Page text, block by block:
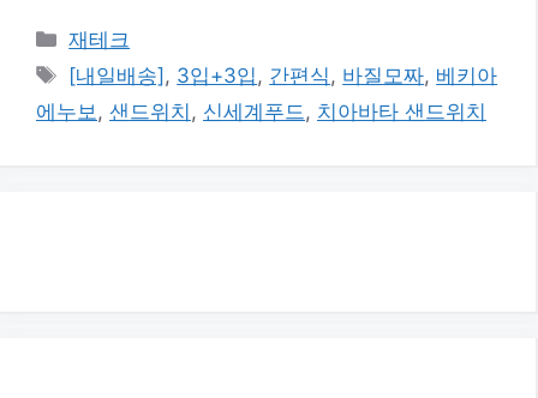
카
테
고
리
재테크
태
그
[내일배송], 3입+3입 , 간편식 , 바질모짜, 베키아
에누보 , 샌드위치 , 신세계푸드 , 치아바타 샌드위치